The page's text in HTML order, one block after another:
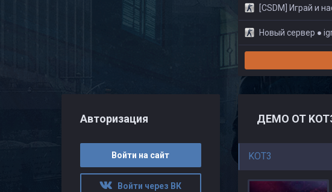
[CSDM] Играй и
Новый сервер ●
ДЕМО ОТ
KOT3
Авторизация
Войти на сайт
Войти через ВК